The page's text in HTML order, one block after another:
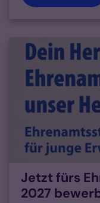
Jetzt fürs
2027